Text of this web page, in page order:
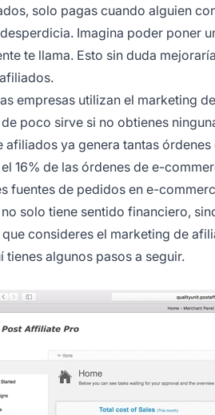
solo pagas cuando alguien
Imagina poder poner
te llama. Esto sin duda
empresas utilizan el marketing
poco sirve si no obtienes
afiliados ya genera tantas
16% de las órdenes de e-
fuentes de pedidos en e-
solo tiene sentido financiero,
consideres el marketing de
tienes algunos pasos a seguir.